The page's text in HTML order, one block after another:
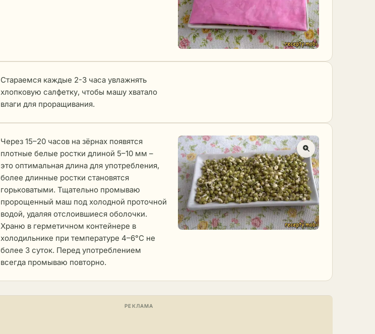
Стараемся каждые 2-3 часа увлажнять
хлопковую салфетку, чтобы машу хватало
влаги для проращивания.
Через 15–20 часов на зёрнах появятся
плотные белые ростки длиной 5–10 мм –
это оптимальная длина для употребления,
более длинные ростки становятся
горьковатыми. Тщательно промываю
пророщенный маш под холодной проточной
водой, удаляя отслоившиеся оболочки.
Храню в герметичном контейнере в
холодильнике при температуре 4–6°C не
более 3 суток. Перед употреблением
всегда промываю повторно.